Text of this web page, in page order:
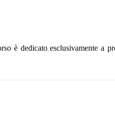
è dedicato esclusivamente a